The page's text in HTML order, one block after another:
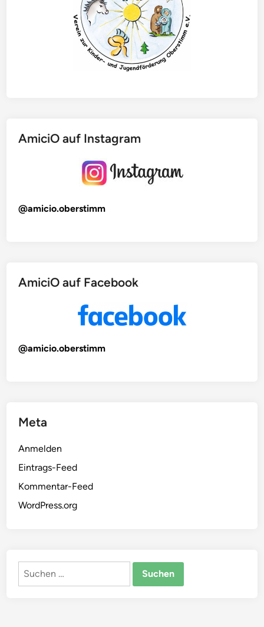
AmiciO auf Instagram
@amicio.oberstimm
AmiciO auf Facebook
@amicio.oberstimm
Meta
Anmelden
Eintrags-Feed
Kommentar-Feed
WordPress.org
Suchen